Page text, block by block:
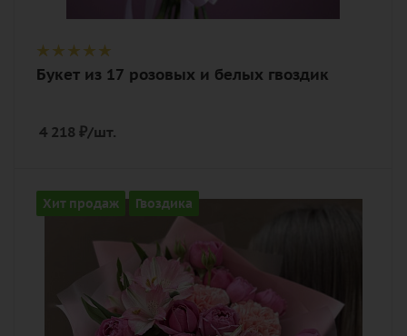
Букет из 17 розовых и белых гвоздик
4 218 ₽/шт.
Хит продаж Гвоздика
Цвет
розовый
Описание
альстромерия, гвоздика (диантус),
роза, лента, дизайнерская упаковка